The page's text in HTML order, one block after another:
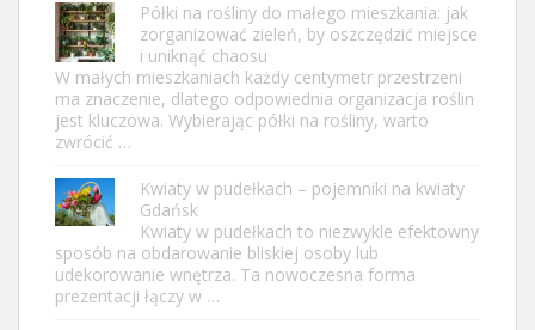
Półki na rośliny do małego mieszkania: jak
zorganizować zieleń, by oszczędzić miejsce
i uniknąć chaosu
W małych mieszkaniach każdy centymetr przestrzeni
ma znaczenie, dlatego odpowiednia organizacja roślin
jest kluczowa. Wybierając półki na rośliny, warto
zwrócić …
Kwiaty w pudełkach – pojemniki na kwiaty
Gdańsk
Kwiaty w pudełkach to niezwykle efektowny
sposób na obdarowanie bliskiej osoby lub
udekorowanie wnętrza. Ta nowoczesna forma
prezentacji łączy w …